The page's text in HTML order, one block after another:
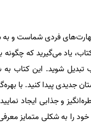
مهارت‌های فردی شماست و
یاد می‌گیرید که
شوید. این کتاب به
پیدا کنید. با
و جذابی ایجاد
خود را به شکلی متمایز